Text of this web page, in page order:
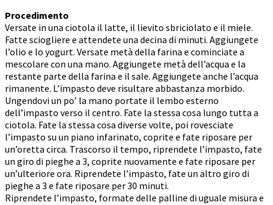
Procedimento
Versate in una ciotola il latte, il lievito sbriciolato e il miele.
Fatte sciogliere e attendete una decina di minuti. Aggiungete
l’olio e lo yogurt. Versate metà della farina e cominciate a
mescolare con una mano. Aggiungete metà dell’acqua e la
restante parte della farina e il sale. Aggiungete anche l’acqua
rimanente. L’impasto deve risultare abbastanza morbido.
Ungendovi un po’ la mano portate il lembo esterno
dell’impasto verso il centro. Fate la stessa cosa lungo tutta a
ciotola. Fate la stessa cosa diverse volte, poi rovesciate
l’impasto su un piano infarinato, coprite e fate riposare per
un’oretta circa. Trascorso il tempo, riprendete l’impasto, fate
un giro di pieghe a 3, coprite nuovamente e fate riposare per
un’ulteriore ora. Riprendete l’impasto, fate un altro giro di
pieghe a 3 e fate riposare per 30 minuti.
Riprendete l’impasto, formate delle palline di uguale misura e